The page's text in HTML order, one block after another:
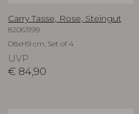
Carry Tasse, Rose, Steingut
82063199
D8xH9 cm, Set of 4
UVP
€ 84,90